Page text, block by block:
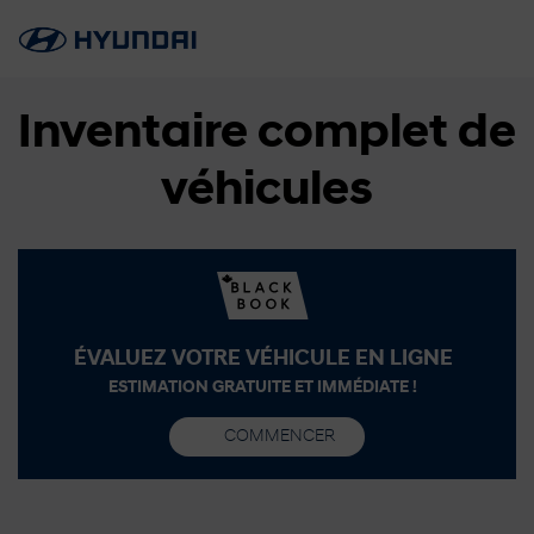
Inventaire complet de
véhicules
ÉVALUEZ VOTRE VÉHICULE EN LIGNE
ESTIMATION GRATUITE ET IMMÉDIATE !
COMMENCER